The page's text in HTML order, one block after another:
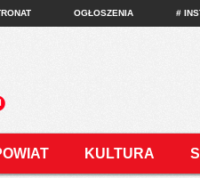
OGŁOSZENIA #
KULTURA